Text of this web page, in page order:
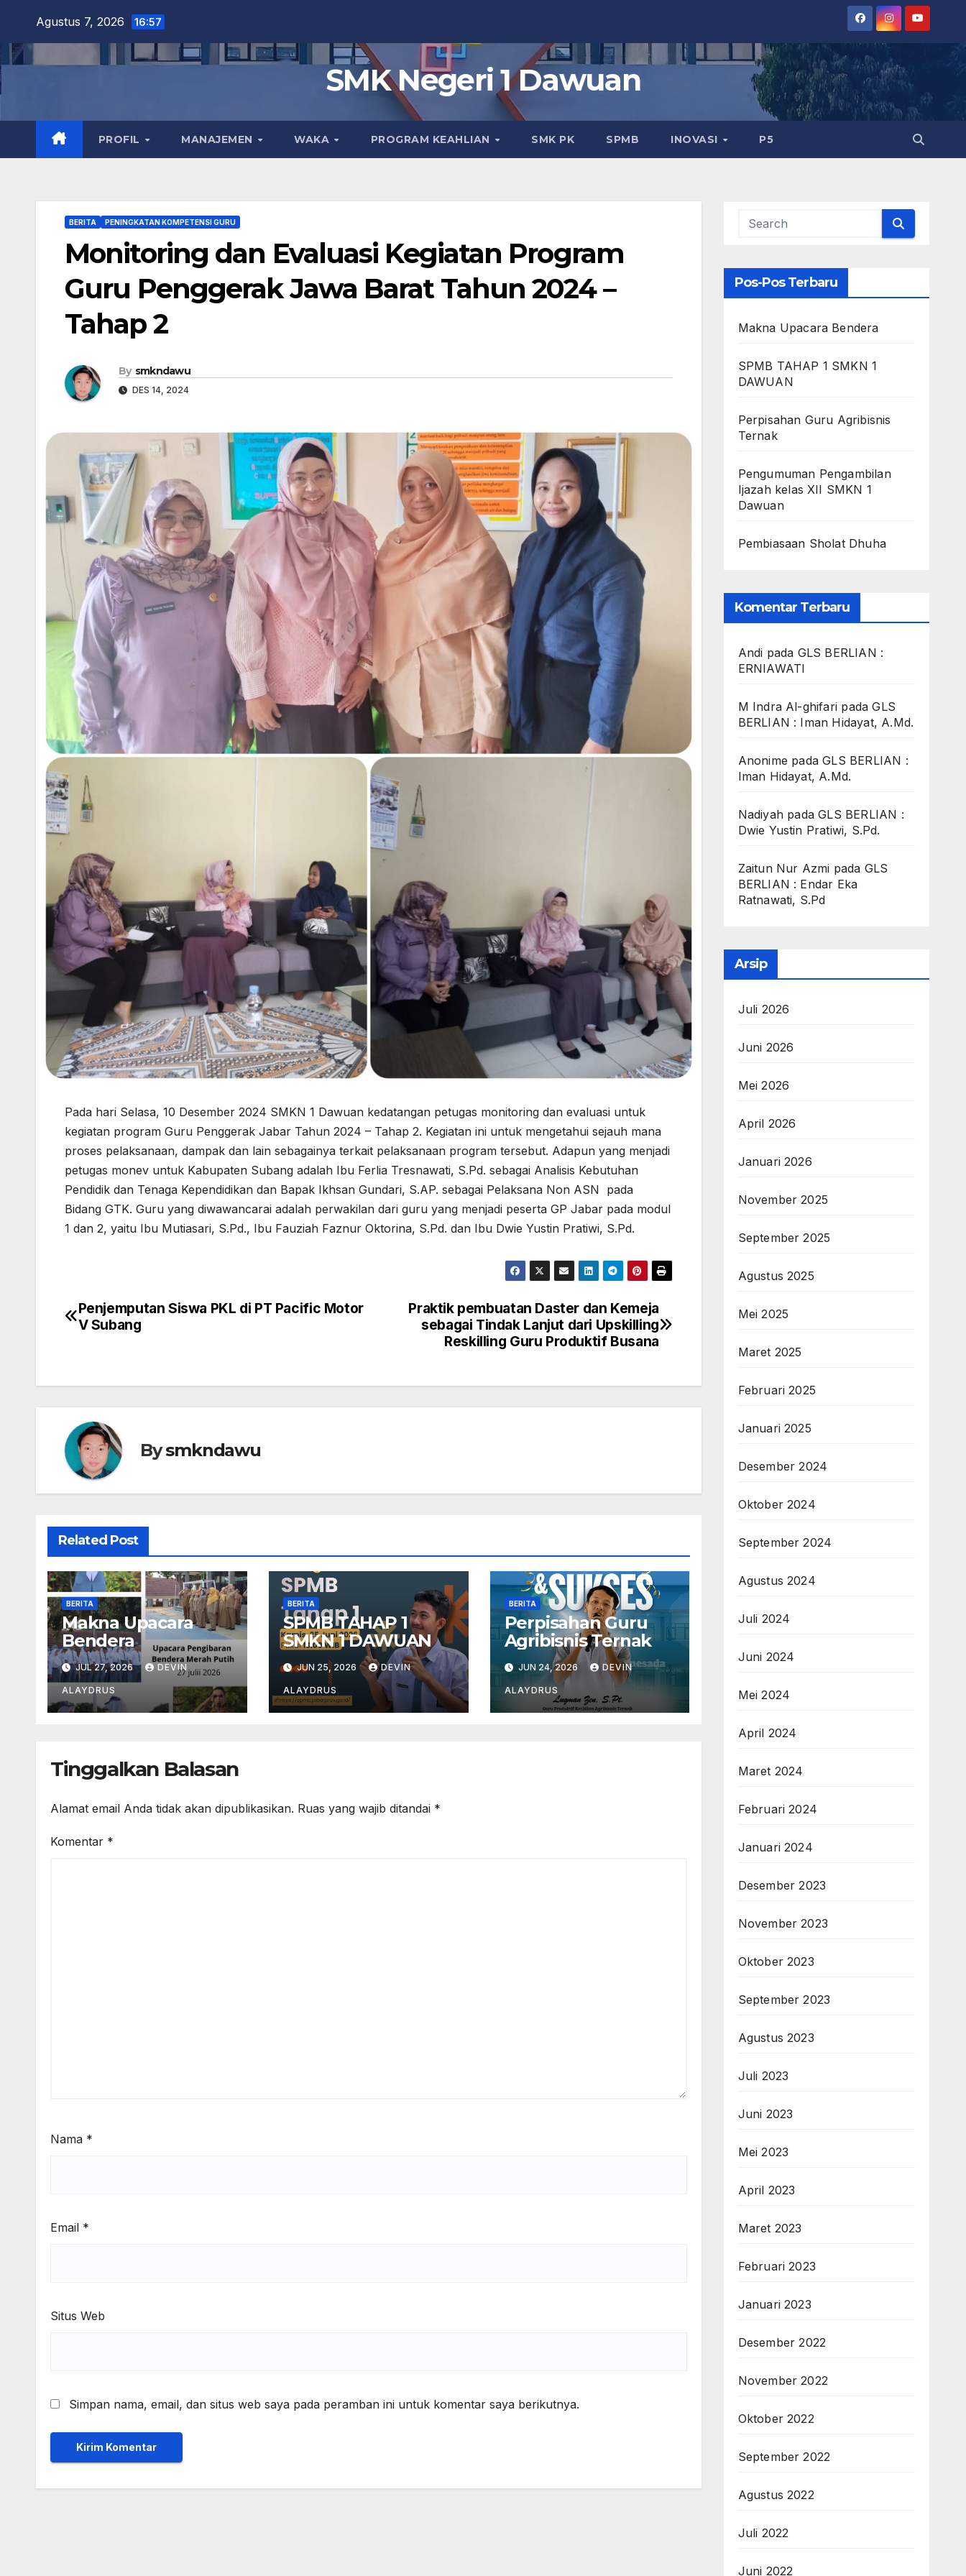
content
Agustus 7, 2026 16:57
SMK Negeri 1 Dawuan
PROFIL MANAJEMEN WAKA PROGRAM KEAHLIAN SMK PK SPMB INOVASI P5
BERITA PENINGKATAN KOMPETENSI GURU
Monitoring dan Evaluasi Kegiatan Program
Guru Penggerak Jawa Barat Tahun 2024 –
Tahap 2
By smkndawu
DES 14, 2024
Pada hari Selasa, 10 Desember 2024 SMKN 1 Dawuan kedatangan petugas monitoring dan evaluasi untuk
kegiatan program Guru Penggerak Jabar Tahun 2024 – Tahap 2. Kegiatan ini untuk mengetahui sejauh mana
proses pelaksanaan, dampak dan lain sebagainya terkait pelaksanaan program tersebut. Adapun yang menjadi
petugas monev untuk Kabupaten Subang adalah Ibu Ferlia Tresnawati, S.Pd. sebagai Analisis Kebutuhan
Pendidik dan Tenaga Kependidikan dan Bapak Ikhsan Gundari, S.AP. sebagai Pelaksana Non ASN pada
Bidang GTK. Guru yang diwawancarai adalah perwakilan dari guru yang menjadi peserta GP Jabar pada modul
1 dan 2, yaitu Ibu Mutiasari, S.Pd., Ibu Fauziah Faznur Oktorina, S.Pd. dan Ibu Dwie Yustin Pratiwi, S.Pd.
Navigasi
Praktik pembuatan Daster dan Kemeja
sebagai Tindak Lanjut dari Upskilling
Reskilling Guru Produktif Busana
Penjemputan Siswa PKL di PT Pacific Motor
V Subang
Bysmkndawu
Related Post
BERITA
Makna Upacara
Bendera
JUL 27, 2026 DEVIN
ALAYDRUS
BERITA
SPMB TAHAP 1
SMKN 1 DAWUAN
JUN 25, 2026 DEVIN
ALAYDRUS
BERITA
Perpisahan Guru
Agribisnis Ternak
JUN 24, 2026 DEVIN
ALAYDRUS
Tinggalkan Balasan
Alamat email Anda tidak akan dipublikasikan. Ruas yang wajib ditandai *
Komentar *
Nama *
Email *
Situs Web
Simpan nama, email, dan situs web saya pada peramban ini untuk komentar saya berikutnya.
Pos-Pos Terbaru
Makna Upacara Bendera
SPMB TAHAP 1 SMKN 1
DAWUAN
Perpisahan Guru Agribisnis
Ternak
Pengumuman Pengambilan
Ijazah kelas XII SMKN 1
Dawuan
Pembiasaan Sholat Dhuha
Komentar Terbaru
Andi pada GLS BERLIAN :
ERNIAWATI
M Indra Al-ghifari padaGLS
BERLIAN : Iman Hidayat, A.Md.
Anonime padaGLS BERLIAN :
Iman Hidayat, A.Md.
NadiyahpadaGLS BERLIAN :
Dwie Yustin Pratiwi, S.Pd.
Zaitun Nur Azmi pada GLS
BERLIAN : Endar Eka
Ratnawati, S.Pd
Arsip
Juli 2026
Juni 2026
Mei 2026
April 2026
Januari 2026
November 2025
September 2025
Agustus 2025
Mei 2025
Maret 2025
Februari 2025
Januari 2025
Desember 2024
Oktober 2024
September 2024
Agustus 2024
Juli 2024
Juni 2024
Mei 2024
April 2024
Maret 2024
Februari 2024
Januari 2024
Desember 2023
November 2023
Oktober 2023
September 2023
Agustus 2023
Juli 2023
Juni 2023
Mei 2023
April 2023
Maret 2023
Februari 2023
Januari 2023
Desember 2022
November 2022
Oktober 2022
September 2022
Agustus 2022
Juli 2022
Juni 2022